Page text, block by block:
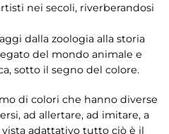
nei secoli, riverberandosi
dalla zoologia alla storia
del mondo animale e
sotto il segno del colore.
di colori che hanno diverse
ad allertare, ad imitare, a
adattativo tutto ciò è il